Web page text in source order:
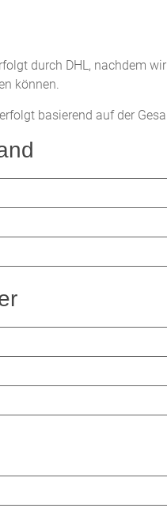
durch DHL, nachdem
können.
basierend auf der